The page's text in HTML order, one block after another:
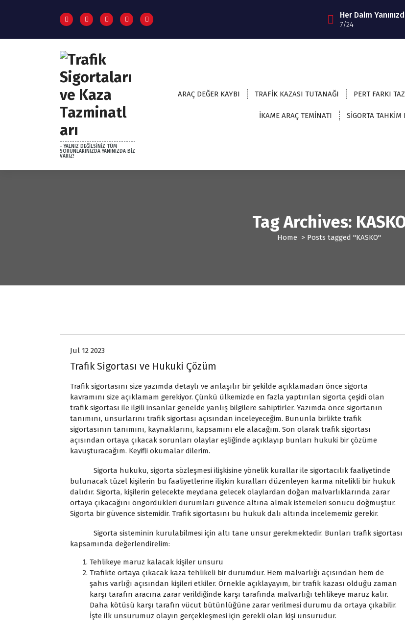
p
Her Daim
7/24
-------------------------------
- YALNIZ DEĞİLSİNİZ TÜM
SORUNLARINIZDA YANINIZDA BİZ
VARIZ!
ARAÇ DEĞER KAYBI TRAFİK KAZASI TUTANAĞI PERT FARKI
İKAME ARAÇ TEMİNATI SİGORTA TAHKİM
Tag Archives:
Home > Posts tagged "KASKO"
Jul 12 2023
Trafik Sigortası ve Hukuki Çözüm
Trafik sigortasını size yazımda detaylı ve anlaşılır bir şekilde açıklamadan önce sigorta
kavramını size açıklamam gerekiyor. Çünkü ülkemizde en fazla yaptırılan sigorta çeşidi olan
trafik sigortası ile ilgili insanlar genelde yanlış bilgilere sahiptirler. Yazımda önce sigortanın
tanımını, unsurlarını trafik sigortası açısından inceleyeceğim. Bununla birlikte trafik
sigortasının tanımını, kaynaklarını, kapsamını ele alacağım. Son olarak trafik sigortası
açısından ortaya çıkacak sorunları olaylar eşliğinde açıklayıp bunları hukuki bir çözüme
kavuşturacağım. Keyifli okumalar dilerim.
Sigorta hukuku, sigorta sözleşmesi ilişkisine yönelik kurallar ile sigortacılık faaliyetinde
bulunacak tüzel kişilerin bu faaliyetlerine ilişkin kuralları düzenleyen karma nitelikli bir hukuk
dalıdır. Sigorta, kişilerin gelecekte meydana gelecek olaylardan doğan malvarlıklarında zarar
ortaya çıkacağını öngördükleri durumları güvence altına almak istemeleri sonucu doğmuştur.
Sigorta bir güvence sistemidir. Trafik sigortasını bu hukuk dalı altında incelememiz gerekir.
Sigorta sisteminin kurulabilmesi için altı tane unsur gerekmektedir. Bunları trafik sigortası
kapsamında değerlendirelim:
Tehlikeye maruz kalacak kişiler unsuru
Trafikte ortaya çıkacak kaza tehlikeli bir durumdur. Hem malvarlığı açısından hem de
şahıs varlığı açısından kişileri etkiler. Örnekle açıklayayım, bir trafik kazası olduğu zaman
karşı tarafın aracına zarar verildiğinde karşı tarafında malvarlığı tehlikeye maruz kalır.
Daha kötüsü karşı tarafın vücut bütünlüğüne zarar verilmesi durumu da ortaya çıkabilir.
İşte ilk unsurumuz olayın gerçekleşmesi için gerekli olan kişi unsurudur.